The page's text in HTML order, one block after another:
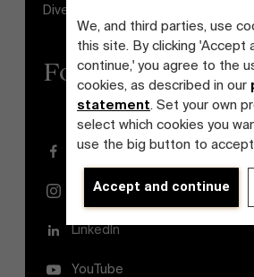
We, and third parties, use
this site. By clicking 'Accept
continue,' you agree to the
cookies, as described in our
statement. Set your own
select which cookies you
use the big button to
Accept and continue
Diversiteits- en Inclusieplan
Follow us
Facebook
Instagram
LinkedIn
YouTube